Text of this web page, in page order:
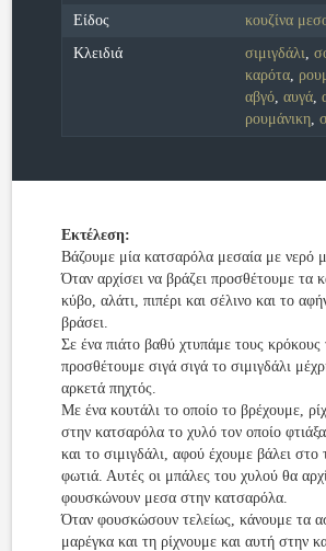
Είδος
κουζίνα
Κλειδιά
σιμιγδάλι,
καρότα,
αβγό, αυγά,
ρουμάνικη,
Εκτέλεση:
Βάζουμε μία κατσαρόλα μεσαία με νερό
Όταν αρχίσει να βράζει προσθέτουμε τα
κύβο, αλάτι, πιπέρι και σέλινο και το
βράσει.
Σε ένα πιάτο βαθύ χτυπάμε τους
προσθέτουμε σιγά σιγά το σιμιγδάλι
αρκετά πηχτός.
Με ένα κουτάλι το οποίο το βρέχουμε,
στην κατσαρόλα το χυλό τον οποίο
και το σιμιγδάλι, αφού έχουμε βάλει στο
φωτιά. Αυτές οι μπάλες του χυλού θα
φουσκώνουν μεσα στην κατσαρόλα.
Όταν φουσκώσουν τελείως, κάνουμε τα
μαρέγκα και τη ρίχνουμε και αυτή στην